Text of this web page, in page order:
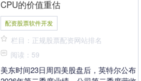
CPU的价值重估
配资股票软件开发
栏目：正规股票配资网站排名
阅读：59
美东时间23日周四美股盘后，英特尔公布